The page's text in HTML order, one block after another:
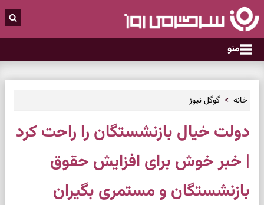
منو
خانه گوگل نیوز
دولت خیال بازنشستگان را راحت کرد
| خبر خوش برای افزایش حقوق
بازنشستگان و مستمری بگیران